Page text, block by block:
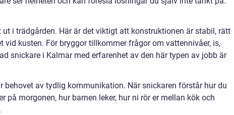
i trädgården. Här är det viktigt att konstruktionen är stabil, rätt
kusten. För bryggor tillkommer frågor om vattennivåer, is,
snickare i Kalmar med erfarenhet av den här typen av jobb är
behovet av tydlig kommunikation. När snickaren förstår hur du
på morgonen, hur barnen leker, hur ni rör er mellan kök och